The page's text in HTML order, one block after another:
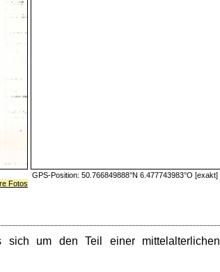
GPS-Position: 50.766849888°N 6.477743983°O [exakt]
Fotos
um den Teil einer mittelalterlichen